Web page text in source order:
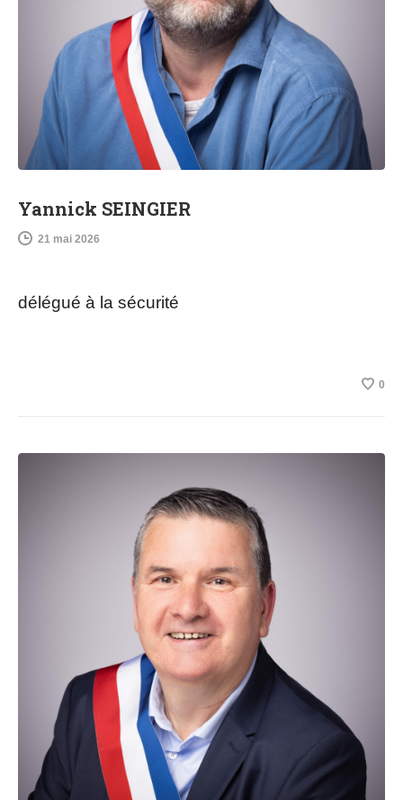
Yannick SEINGIER
21 mai 2026
délégué à la sécurité
0